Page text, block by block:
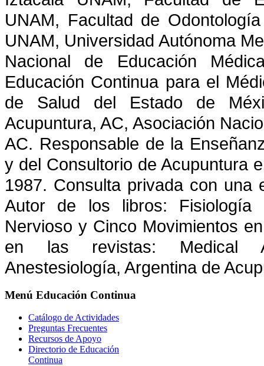
UNAM, Facultad de
UNAM, Universidad Autónoma
Nacional de Educación
Educación Continua para el
de Salud del Estado de
Acupuntura, AC, Asociación
AC. Responsable de la
y del Consultorio de Acupuntura
1987. Consulta privada con una
Autor de los libros:
Nervioso y Cinco Movimientos
en las revistas: Medical
Anestesiología, Argentina de
Menú Educación Continua
Catálogo de Actividades
Preguntas Frecuentes
Recursos de Apoyo
Directorio de Educación
Continua